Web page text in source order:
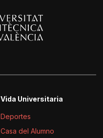
Vida Universitaria
Deportes
Casa del Alumno